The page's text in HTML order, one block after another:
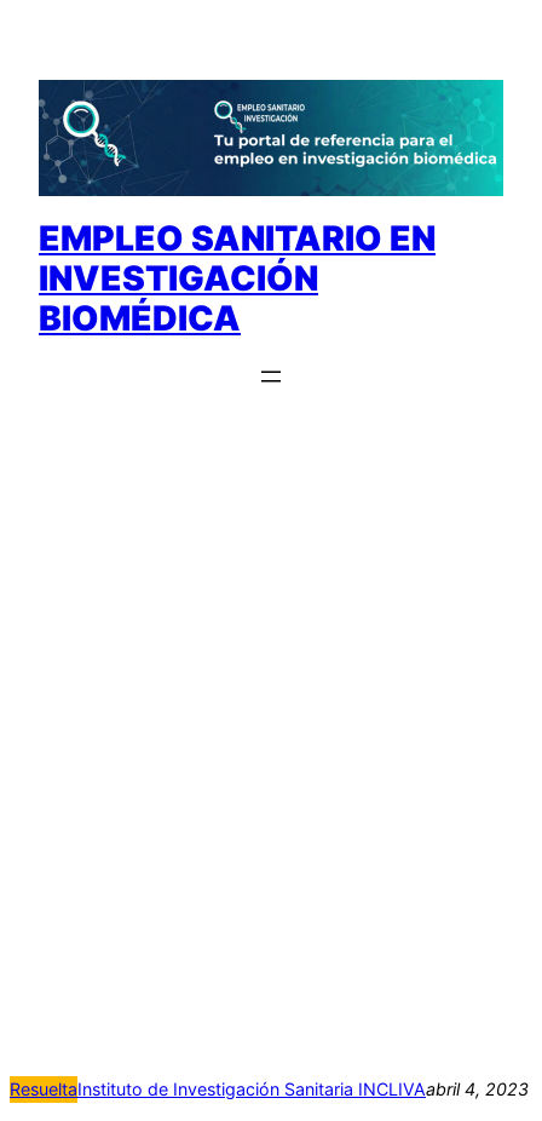
contenido
EMPLEO SANITARIO EN
INVESTIGACIÓN
BIOMÉDICA
ResueltaInstituto de Investigación Sanitaria INCLIVAabril 4, 2023